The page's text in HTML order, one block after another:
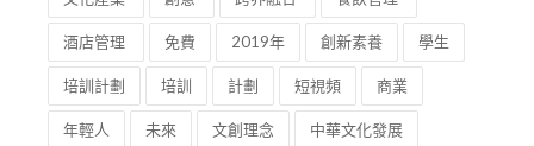
酒店管理 免費 2019年 創新素養 學生
培訓計劃 培訓 計劃 短視頻 商業
年輕人 未來 文創理念 中華文化發展